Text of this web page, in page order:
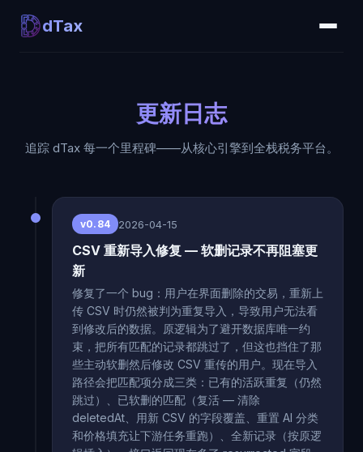
dTax
更新日志
追踪 dTax 每一个里程碑——从核心引擎到全栈税务平台。
v0.84 2026-04-15
CSV 重新导入修复 — 软删记录不再阻塞更
新
修复了一个 bug：用户在界面删除的交易，重新上
传 CSV 时仍然被判为重复导入，导致用户无法看
到修改后的数据。原逻辑为了避开数据库唯一约
束，把所有匹配的记录都跳过了，但这也挡住了那
些主动软删然后修改 CSV 重传的用户。现在导入
路径会把匹配项分成三类：已有的活跃重复（仍然
跳过）、已软删的匹配（复活 — 清除
deletedAt、用新 CSV 的字段覆盖、重置 AI 分类
和价格填充让下游任务重跑）、全新记录（按原逻